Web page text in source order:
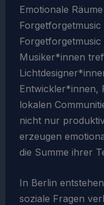
Emotionale
Forgetforgetmusic
Musiker*innen
Entwickler*innen,
lokalen
nicht nur
erzeugen
die Summe ihrer
In Berlin
soziale Fragen